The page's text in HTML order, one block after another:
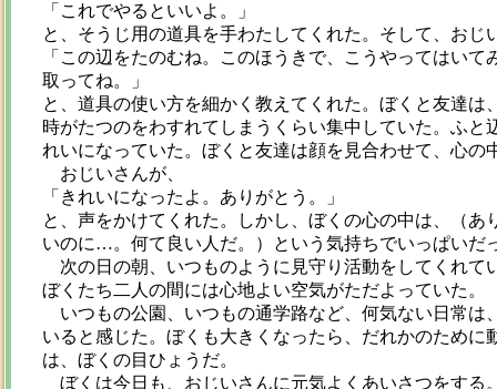
「これでやるといいよ。」
と、そうじ用の道具を手わたしてくれた。そして、おじ
「この辺をたのむね。このほうきで、こうやってはい
取ってね。」
と、道具の使い方を細かく教えてくれた。ぼくと友達
時がたつのをわすれてしまうくらい集中していた。ふ
れいになっていた。ぼくと友達は顔を見合わせて、心の
おじいさんが、
「きれいになったよ。ありがとう。」
と、声をかけてくれた。しかし、ぼくの心の中は、（
いのに…。何て良い人だ。）という気持ちでいっぱいだ
次の日の朝、いつものように見守り活動をしてくれて
ぼくたち二人の間には心地よい空気がただよっていた。
いつもの公園、いつもの通学路など、何気ない日常は
いると感じた。ぼくも大きくなったら、だれかのため
は、ぼくの目ひょうだ。
ぼくは今日も、おじいさんに元気よくあいさつをする